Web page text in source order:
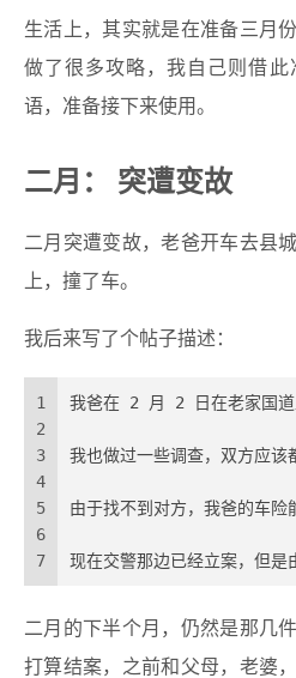
生活上，其实就是在准备三月
做了很多攻略，我自己则借
语，准备接下来使用。
二月： 突遭变故
二月突遭变故，老爸开车去县
上，撞了车。
我后来写了个帖子描述：
1
2
3
4
5
6
7
我爸在 2 月 2 日在老家国道
我也做过一些调查，双方应该
由于找不到对方，我爸的车
现在交警那边已经立案，但是
二月的下半个月，仍然是那几
打算结案，之前和父母，老婆